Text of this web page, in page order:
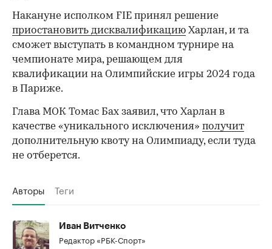
Накануне исполком FIE принял решение
приостановить дисквалификацию Харлан, и та
сможет выступать в командном турнире на
чемпионате мира, решающем для
квалификации на Олимпийские игры 2024 года
в Париже.
Глава МОК Томас Бах заявил, что Харлан в
качестве «уникального исключения» получит
дополнительную квоту на Олимпиаду, если туда
не отберется.
Авторы Теги
Иван Витченко
Редактор «РБК-Спорт»